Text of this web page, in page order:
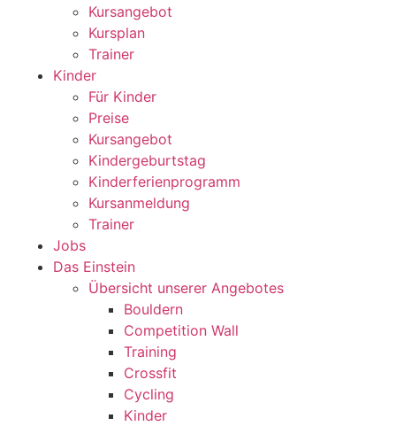
Kursangebot
Kursplan
Trainer
Kinder
Für Kinder
Preise
Kursangebot
Kindergeburtstag
Kinderferienprogramm
Kursanmeldung
Trainer
Jobs
Das Einstein
Übersicht unserer Angebotes
Bouldern
Competition Wall
Training
Crossfit
Cycling
Kinder